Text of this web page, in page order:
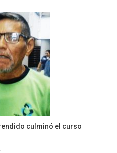
culminó el curso